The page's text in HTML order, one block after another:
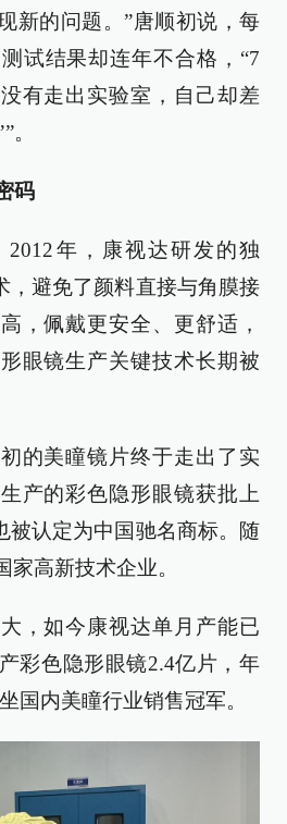
新的问题。”唐顺初说，每
试结果却连年不合格，“7
有走出实验室，自己却差
。
码
年，康视达研发的独
，避免了颜料直接与角膜接
，佩戴更安全、更舒适，
眼镜生产关键技术长期被
的美瞳镜片终于走出了实
产的彩色隐形眼镜获批上
被认定为中国驰名商标。随
家高新技术企业。
，如今康视达单月产能已
彩色隐形眼镜2.4亿片，年
国内美瞳行业销售冠军。